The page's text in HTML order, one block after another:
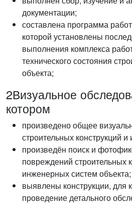
документации;
составлена программа
которой установлены
выполнения комплекса
технического состояния
объекта;
2Визуальное
котором
произведено общее
строительных конструкций
произведён поиск и
повреждений строительных
инженерных систем объекта;
выявлены конструкции, для
проведение детального